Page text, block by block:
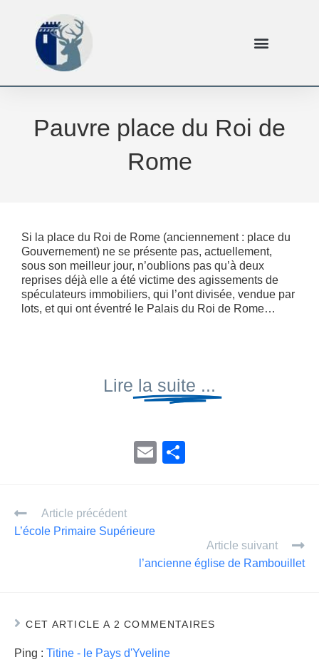
Pauvre place du Roi de
Rome
Si la place du Roi de Rome (anciennement : place du
Gouvernement) ne se présente pas, actuellement,
sous son meilleur jour, n’oublions pas qu’à deux
reprises déjà elle a été victime des agissements de
spéculateurs immobiliers, qui l’ont divisée, vendue par
lots, et qui ont éventré le Palais du Roi de Rome…
Lire la suite ...
E
er
Article précédent
L’école Primaire Supérieure
Article suivant
l’ancienne église de Rambouillet
CET ARTICLE A 2 COMMENTAIRES
Ping : Titine - le Pays d'Yveline